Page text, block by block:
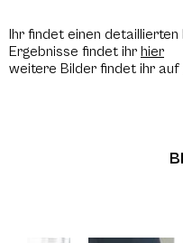
Ihr findet einen detaillierten
Ergebnisse findet ihr hier
weitere Bilder findet ihr auf